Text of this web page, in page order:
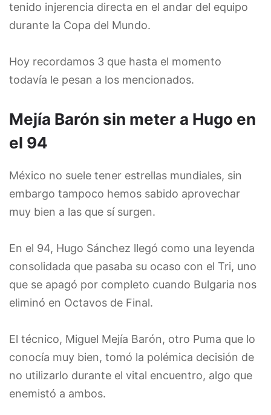
tenido injerencia directa en el andar del equipo
durante la Copa del Mundo.
Hoy recordamos 3 que hasta el momento
todavía le pesan a los mencionados.
Mejía Barón sin meter a Hugo en
el 94
México no suele tener estrellas mundiales, sin
embargo tampoco hemos sabido aprovechar
muy bien a las que sí surgen.
En el 94, Hugo Sánchez llegó como una leyenda
consolidada que pasaba su ocaso con el Tri, uno
que se apagó por completo cuando Bulgaria nos
eliminó en Octavos de Final.
El técnico, Miguel Mejía Barón, otro Puma que lo
conocía muy bien, tomó la polémica decisión de
no utilizarlo durante el vital encuentro, algo que
enemistó a ambos.